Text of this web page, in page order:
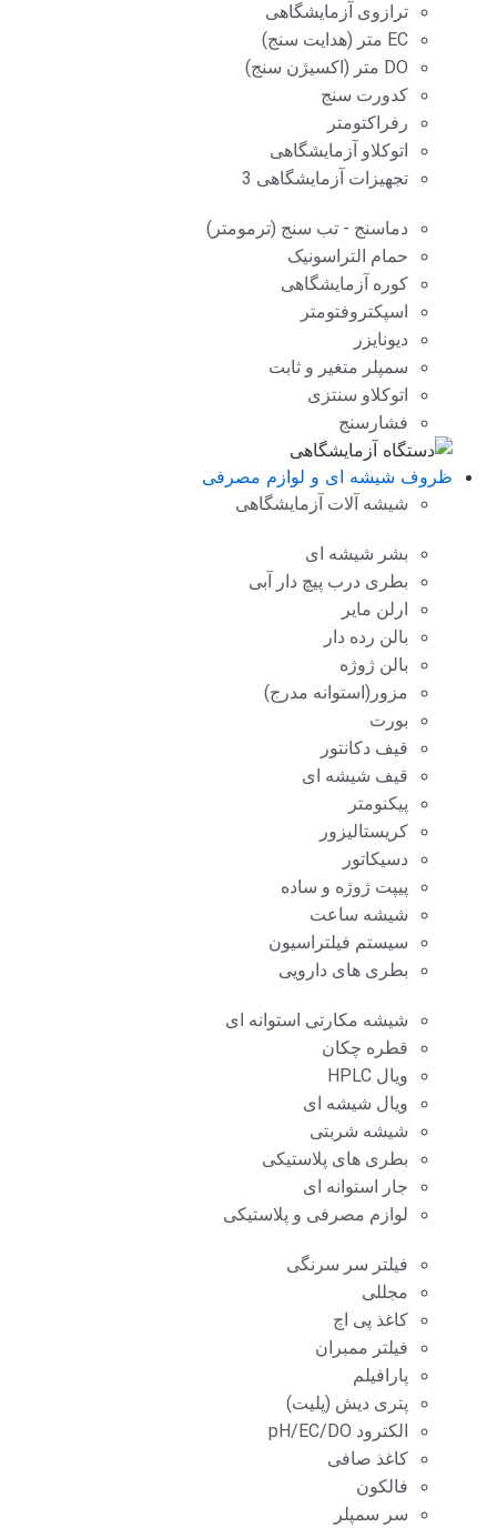
ترازوی آزمایشگاهی
EC متر (هدایت سنج)
DO متر (اکسیژن سنج)
کدورت سنج
رفراکتومتر
اتوکلاو آزمایشگاهی
تجهیزات آزمایشگاهی 3
دماسنج - تب سنج (ترمومتر)
حمام التراسونیک
کوره آزمایشگاهی
اسپکتروفتومتر
دیونایزر
سمپلر متغیر و ثابت
اتوکلاو سنتزی
فشارسنج
ظروف شیشه ای و لوازم مصرفی
شیشه آلات آزمایشگاهی
بشر شیشه ای
بطری درب پیچ دار آبی
ارلن مایر
بالن رده دار
بالن ژوژه
مزور(استوانه مدرج)
بورت
قیف دکانتور
قیف شیشه ای
پیکنومتر
کریستالیزور
دسیکاتور
پیپت ژوژه و ساده
شیشه ساعت
سیستم فیلتراسیون
بطری های دارویی
شیشه مکارتی استوانه ای
قطره چکان
ویال HPLC
ویال شیشه ای
شیشه شربتی
بطری های پلاستیکی
جار استوانه ای
لوازم مصرفی و پلاستیکی
فیلتر سر سرنگی
مجللی
کاغذ پی اچ
فیلتر ممبران
پارافیلم
پتری دیش (پلیت)
الکترود pH/EC/DO
کاغذ صافی
فالکون
سر سمپلر